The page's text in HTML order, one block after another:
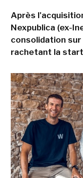
Après
Nexpublica (ex-
consolidation
rachetant la